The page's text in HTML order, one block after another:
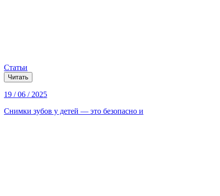
Статьи
Читать
19 / 06 / 2025
Снимки зубов у детей — это безопасно и